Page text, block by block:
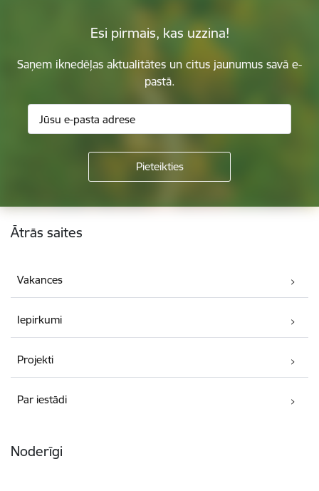
Esi pirmais, kas uzzina!
Saņem iknedēļas aktualitātes un citus jaunumus savā e-
pastā.
Kājene
Ātrās saites
Vakances
Iepirkumi
Projekti
Par iestādi
Noderīgi